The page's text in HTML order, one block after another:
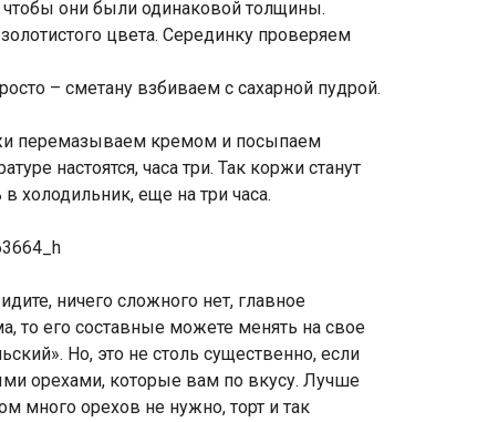
чтобы они были одинаковой толщины.
цвета. Серединку проверяем
– сметану взбиваем с сахарной пудрой.
перемазываем кремом и посыпаем
настоятся, часа три. Так коржи станут
холодильник, еще на три часа.
ничего сложного нет, главное
то его составные можете менять на свое
Но, это не столь существенно, если
орехами, которые вам по вкусу. Лучше
много орехов не нужно, торт и так